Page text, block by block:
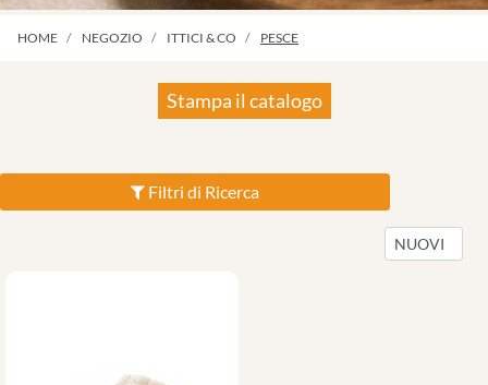
HOME NEGOZIO ITTICI & CO PESCE
Stampa il catalogo
Filtri di Ricerca